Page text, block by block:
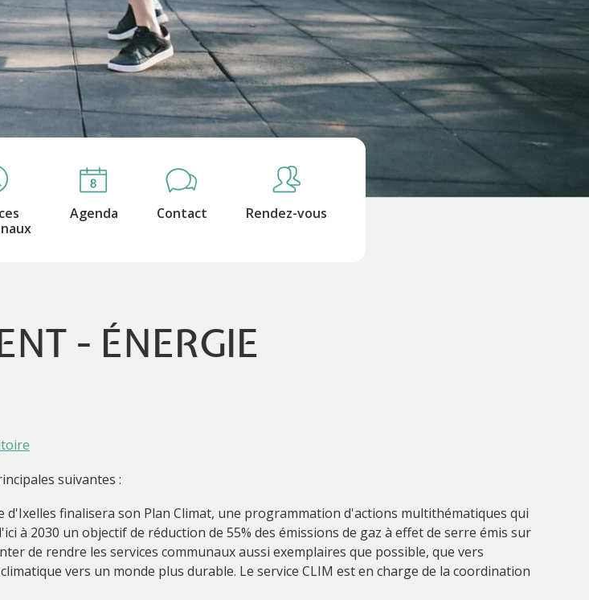
Agenda Contact Rendez-vous
- ÉNERGIE
suivantes :
d'Ixelles finalisera son Plan Climat, une programmation d'actions multithématiques qui
2030 un objectif de réduction de 55% des émissions de gaz à effet de serre émis sur
de rendre les services communaux aussi exemplaires que possible, que vers
vers un monde plus durable. Le service CLIM est en charge de la coordination